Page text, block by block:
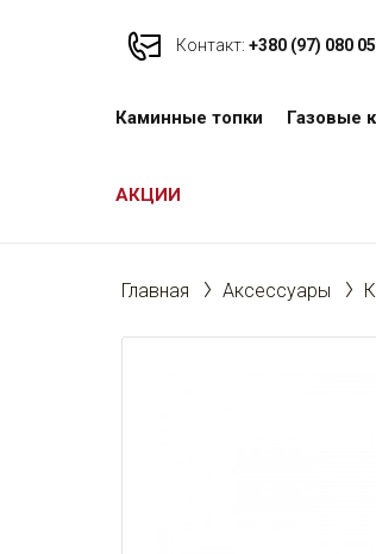
Контакт: +380 (97) 080
Каминные топки Газовые
АКЦИИ
Главная Аксессуары